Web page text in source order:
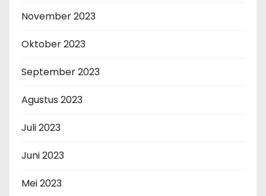
November 2023
Oktober 2023
September 2023
Agustus 2023
Juli 2023
Juni 2023
Mei 2023